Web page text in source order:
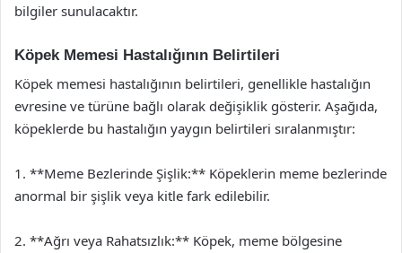
bilgiler sunulacaktır.
Köpek Memesi Hastalığının Belirtileri
Köpek memesi hastalığının belirtileri, genellikle hastalığın
evresine ve türüne bağlı olarak değişiklik gösterir. Aşağıda,
köpeklerde bu hastalığın yaygın belirtileri sıralanmıştır:
1. **Meme Bezlerinde Şişlik:** Köpeklerin meme bezlerinde
anormal bir şişlik veya kitle fark edilebilir.
2. **Ağrı veya Rahatsızlık:** Köpek, meme bölgesine